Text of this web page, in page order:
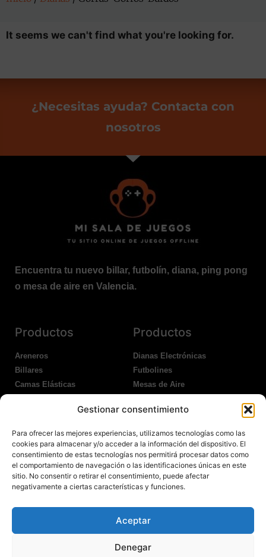
Gestionar consentimiento
Para ofrecer las mejores experiencias, utilizamos tecnologías como las
cookies para almacenar y/o acceder a la información del dispositivo. El
consentimiento de estas tecnologías nos permitirá procesar datos como
el comportamiento de navegación o las identificaciones únicas en este
sitio. No consentir o retirar el consentimiento, puede afectar
negativamente a ciertas características y funciones.
Aceptar
Denegar
It seems we can't find what you're looking for.
¿Necesitas ayuda? Contacta con
nosotros
Encuentra tu nuevo billar, futbolín, diana, ping pong
o mesa de aire en Valencia.
Productos
Areneros
Billares
Camas Elásticas
Productos
Dianas Electrónicas
Futbolines
Mesas de Aire
Ping Pong Exterior
Nosotros
Atención al Cliente
Garantías
Contacto
Política Devoluciones
Legales
Aviso Legal
Política de Privacidad
Política de Cookies
Polítíca de RRSS